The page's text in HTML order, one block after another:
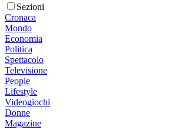
Sezioni
Cronaca
Mondo
Economia
Politica
Spettacolo
Televisione
People
Lifestyle
Videogiochi
Donne
Magazine